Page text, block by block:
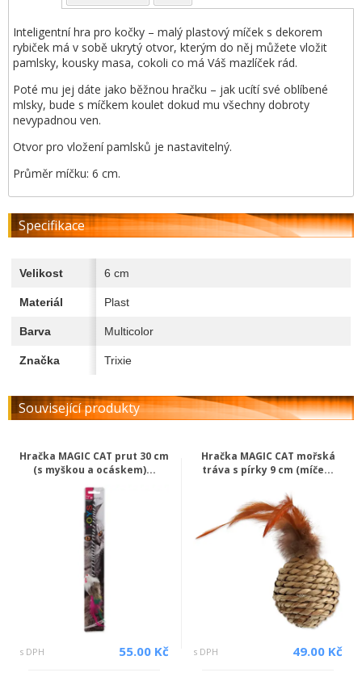
Inteligentní hra pro kočky – malý plastový míček s dekorem
rybiček má v sobě ukrytý otvor, kterým do něj můžete vložit
pamlsky, kousky masa, cokoli co má Váš mazlíček rád.
Poté mu jej dáte jako běžnou hračku – jak ucítí své oblíbené
mlsky, bude s míčkem koulet dokud mu všechny dobroty
nevypadnou ven.
Otvor pro vložení pamlsků je nastavitelný.
Průměr míčku: 6 cm.
Specifikace
Velikost 6 cm
Materiál Plast
Barva Multicolor
Značka Trixie
Související produkty
Hračka MAGIC CAT prut 30 cm
(s myškou a ocáskem)...
s DPH 55.00 Kč
Hračka MAGIC CAT mořská
tráva s pírky 9 cm (míče...
s DPH 49.00 Kč